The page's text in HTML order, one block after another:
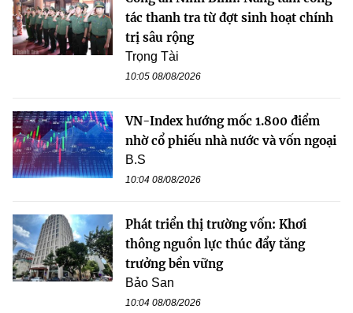
tác thanh tra từ đợt sinh hoạt chính
trị sâu rộng
Trọng Tài
10:05 08/08/2026
VN-Index hướng mốc 1.800 điểm
nhờ cổ phiếu nhà nước và vốn ngoại
B.S
10:04 08/08/2026
Phát triển thị trường vốn: Khơi
thông nguồn lực thúc đẩy tăng
trưởng bền vững
Bảo San
10:04 08/08/2026